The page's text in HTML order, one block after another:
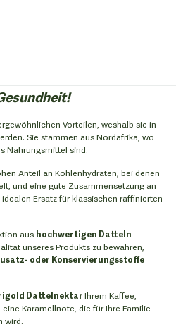
Vorteilen, weshalb sie in
Sie stammen aus Nordafrika, wo
Nahrungsmittel sind.
Anteil an Kohlenhydraten, bei denen
und eine gute Zusammensetzung an
Ersatz für klassischen raffinierten
aus hochwertigen Datteln
unseres Produkts zu bewahren,
oder Konservierungsstoffe
DattelnektarIhrem Kaffee,
Karamellnote, die für Ihre Familie
wird.